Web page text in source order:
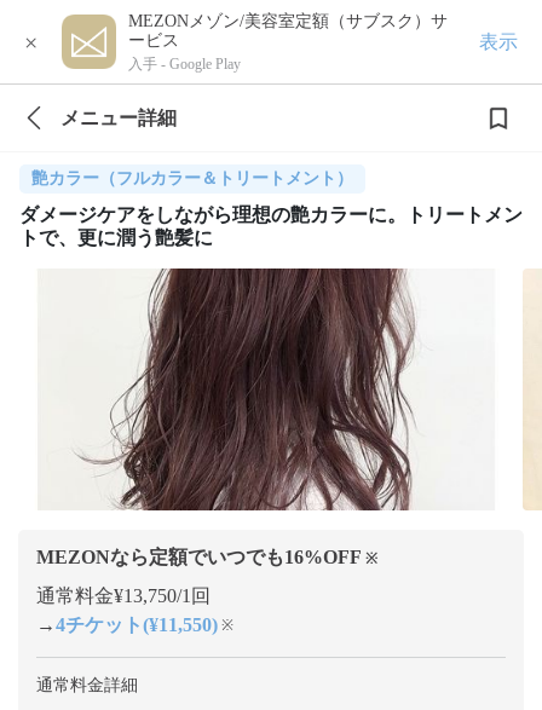
×
MEZONメゾン/美容室定額（サブスク）サ
ービス
入手 - Google Play
表示
メニュー詳細
艶カラー（フルカラー＆トリートメント）
ダメージケアをしながら理想の艶カラーに。トリートメン
トで、更に潤う艶髪に
MEZONなら定額でいつでも16%OFF ※
通常料金¥13,750/1回
→4チケット(¥11,550) ※
通常料金詳細